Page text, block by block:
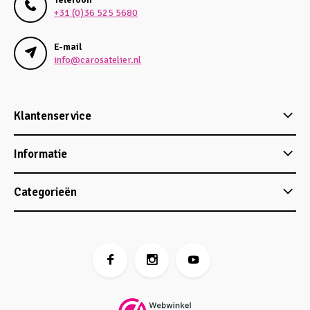
+31 (0)36 525 5680
E-mail
info@carosatelier.nl
Klantenservice
Informatie
Categorieën